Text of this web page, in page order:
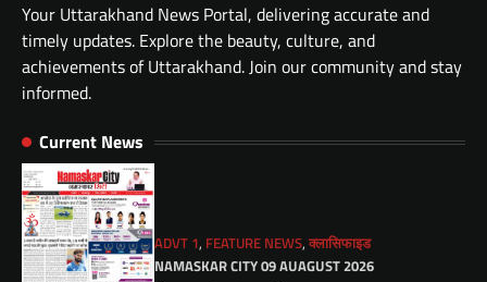
Your Uttarakhand News Portal, delivering accurate and
timely updates. Explore the beauty, culture, and
achievements of Uttarakhand. Join our community and stay
informed.
Current News
ADVT 1, FEATURE NEWS,क्लासिफाइड
NAMASKAR CITY 09 AUAGUST 2026